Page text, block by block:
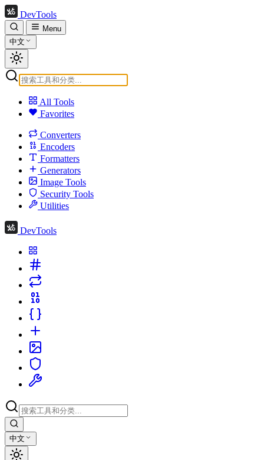
DevTools
Menu
中文
All Tools
Favorites
Converters
Encoders
Formatters
Generators
Image Tools
Security Tools
Utilities
DevTools
中文